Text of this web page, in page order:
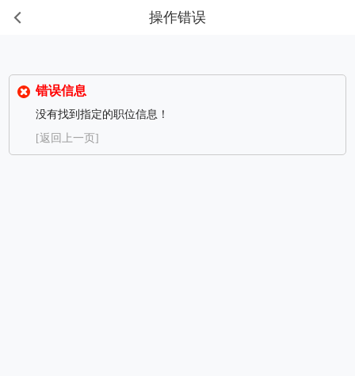
操作错误
错误信息
没有找到指定的职位信息！
[返回上一页]